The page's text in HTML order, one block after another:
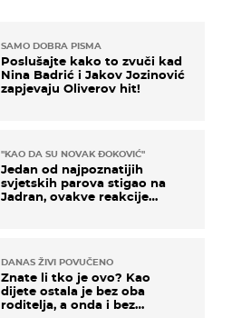
SAMO DOBRA PISMA
Poslušajte kako to zvuči kad
Nina Badrić i Jakov Jozinović
zapjevaju Oliverov hit!
"KAO DA SU NOVAK ĐOKOVIĆ"
Jedan od najpoznatijih
svjetskih parova stigao na
Jadran, ovakve reakcije
DANAS ŽIVI POVUČENO
Znate li tko je ovo? Kao
dijete ostala je bez oba
roditelja, a onda i bez